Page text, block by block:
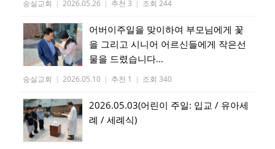
숭실교회 | 2026.05.26 | 추천 3 | 조회 244
어버이주일을 맞이하여 부모님에게 꽃
을 그리고 시니어 어르신들에게 작은선
물을 드렸습니다...
숭실교회 | 2026.05.10 | 추천 1 | 조회 340
2026.05.03(어린이 주일: 입교 / 유아세
례 / 세례식)